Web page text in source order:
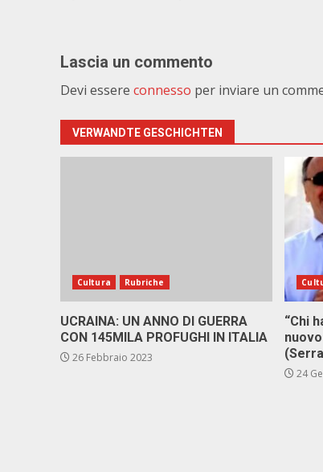
Lascia un commento
Devi essere connesso per inviare un
VERWANDTE GESCHICHTEN
Cultura Rubriche
UCRAINA: UN ANNO DI GUERRA
CON 145MILA PROFUGHI IN ITALIA
26 Febbraio 2023
“Chi
24